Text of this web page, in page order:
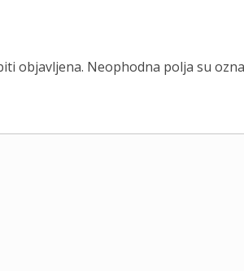
objavljena. Neophodna polja su